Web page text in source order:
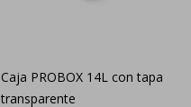
Caja PROBOX 14L con tapa
transparente